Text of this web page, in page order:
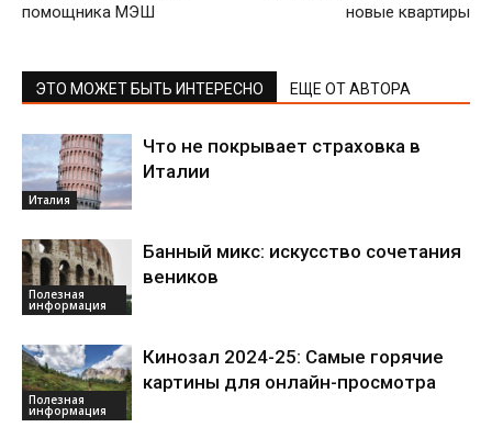
помощника МЭШ
новые квартиры
ЭТО МОЖЕТ БЫТЬ ИНТЕРЕСНО ЕЩЕ ОТ АВТОРА
Италия
Что не покрывает страховка в
Италии
Полезная
информация
Банный микс: искусство сочетания
веников
Полезная
информация
Кинозал 2024-25: Самые горячие
картины для онлайн-просмотра